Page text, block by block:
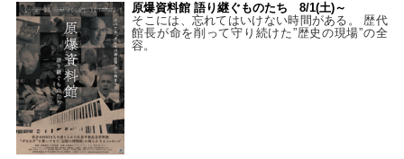
原爆資料館 語り継ぐものたち 8/1(土)～
そこには、忘れてはいけない時間がある。 歴代
館長が命を削って守り続けた”歴史の現場”の全
容。